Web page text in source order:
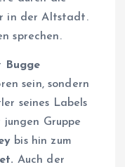
in der Altstadt.
sprechen.
Bugge
sein, sondern
seines Labels
jungen Gruppe
bis hin zum
Auch der